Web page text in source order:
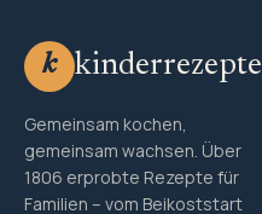
k kinderrezepte
Gemeinsam kochen,
gemeinsam wachsen. Über
1806 erprobte Rezepte für
Familien – vom Beikoststart